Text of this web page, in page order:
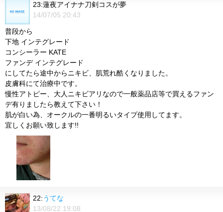
23:蓮夜アイナナ刀剣コスが夢
14/07/05 20:43
普段から
下地 インテグレード
コンシーラー KATE
ファンデ インテグレード
にしてたら途中からニキビ、肌荒れ酷くなりました。
皮膚科にて治療中です。
慢性アトピー、大人ニキビアリなので一般薬品店等で買えるファン
デ有りましたら教えて下さい！
肌が白い為、オークルの一番明るいタイプ使用してます。
宜しくお願い致します!!
22:うてな
13/08/22 19:08